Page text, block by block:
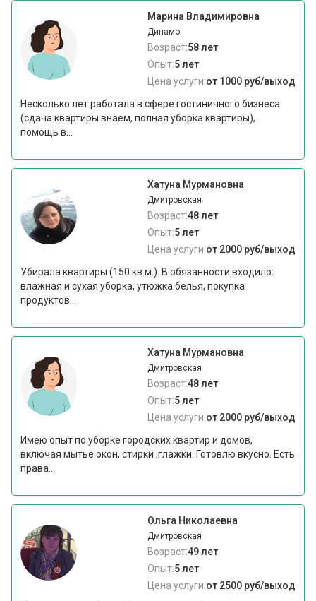
Марина Владимировна
Динамо
Возраст:58 лет
Опыт:5 лет
Цена услуги:от 1000 руб/выход
Несколько лет работала в сфере гостиничного бизнеса
(сдача квартиры внаем, полная уборка квартиры),
помощь в...
Хатуна Мурмановна
Дмитровская
Возраст:48 лет
Опыт:5 лет
Цена услуги:от 2000 руб/выход
Убирала квартиры (150 кв.м.). В обязанности входило:
влажная и сухая уборка, утюжка белья, покупка
продуктов...
Хатуна Мурмановна
Дмитровская
Возраст:48 лет
Опыт:5 лет
Цена услуги:от 2000 руб/выход
Имею опыт по уборке городских квартир и домов,
включая мытье окон, стирки ,глажки. Готовлю вкусно. Есть
права...
Ольга Николаевна
Дмитровская
Возраст:49 лет
Опыт:5 лет
Цена услуги:от 2500 руб/выход